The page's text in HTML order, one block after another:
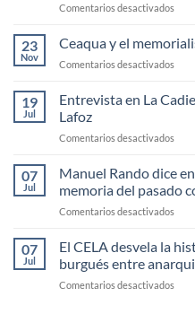
Comentarios desactivados
I
2025
23
Nov
Ceaqua y el
Comentarios desactivados
el
19
Jul
Entrevista en La
Lafoz
Comentarios desactivados
La
a
Lafoz
07
Jul
Manuel Rando dice
memoria del pasado
Comentarios desactivados
Rando
dice
en
07
Jul
El CELA desvela la
burgués entre
Comentarios desactivados